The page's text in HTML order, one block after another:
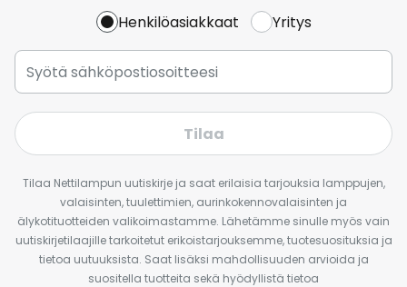
Henkilöasiakkaat Yritys
Tilaa
Tilaa Nettilampun uutiskirje ja saat erilaisia tarjouksia lamppujen,
valaisinten, tuulettimien, aurinkokennovalaisinten ja
älykotituotteiden valikoimastamme. Lähetämme sinulle myös vain
uutiskirjetilaajille tarkoitetut erikoistarjouksemme, tuotesuosituksia ja
tietoa uutuuksista. Saat lisäksi mahdollisuuden arvioida ja
suositella tuotteita sekä hyödyllistä tietoa